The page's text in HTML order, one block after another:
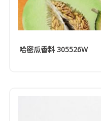
哈密瓜香料 305526W